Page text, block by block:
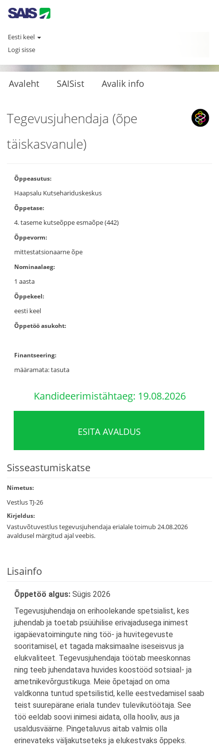
Eesti keel
Logi sisse
Avaleht SAISist Avalik info
Tegevusjuhendaja (õpe
täiskasvanule)
Õppeasutus:
Haapsalu Kutsehariduskeskus
Õppetase:
4. taseme kutseõppe esmaõpe (442)
Õppevorm:
mittestatsionaarne õpe
Nominaalaeg:
1 aasta
Õppekeel:
eesti keel
Õppetöö asukoht:
Finantseering:
määramata: tasuta
Kandideerimistähtaeg: 19.08.2026
ESITA AVALDUS
Sisseastumiskatse
Nimetus:
Vestlus TJ-26
Kirjeldus:
Vastuvõtuvestlus tegevusjuhendaja erialale toimub 24.08.2026
avaldusel märgitud ajal veebis.
Lisainfo
Õppetöö algus: Sügis 2026
Tegevusjuhendaja on erihoolekande spetsialist, kes
juhendab ja toetab psüühilise erivajadusega inimest
igapäevatoimingute ning töö- ja huvitegevuste
sooritamisel, et tagada maksimaalne iseseisvus ja
elukvaliteet. Tegevusjuhendaja töötab meeskonnas
ning teeb juhendatava huvides koostööd sotsiaal- ja
ametnikevõrgustikuga. Meie õpetajad on oma
valdkonna tuntud spetsilistid, kelle eestvedamisel saab
teist suurepärane eriala tundev tulevikutöötaja. See
töö eeldab soovi inimesi aidata, olla hooliv, aus ja
usaldusväärne. Pingetaluvus aitab valmis olla
erinevateks väljakutseteks ja elukestvaks õppeks.